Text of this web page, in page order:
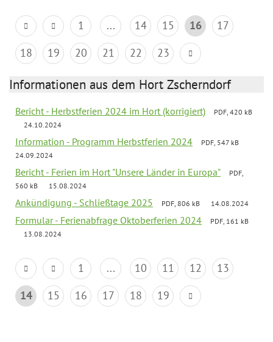
1 ... 14 15 16
17
18
19 20 21 22 23
Informationen aus dem Hort Zscherndorf
Bericht - Herbstferien 2024 im Hort (korrigiert)
PDF, 420 kB
24.10.2024
Information - Programm Herbstferien 2024
PDF, 547 kB
24.09.2024
Bericht - Ferien im Hort "Unsere Länder in Europa"
PDF,
560 kB
15.08.2024
Ankündigung - Schließtage 2025 PDF, 806 kB 14.08.2024
Formular - Ferienabfrage Oktoberferien 2024
PDF, 161 kB
13.08.2024
1 ... 10 11 12
13
14
15 16 17 18 19